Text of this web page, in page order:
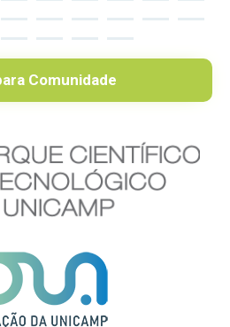
Comunidade